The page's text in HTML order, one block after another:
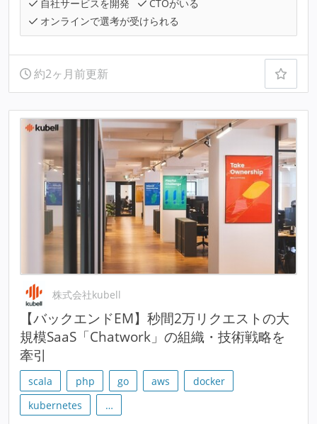
自社サービスを開発
CTOがいる
オンラインで選考が受けられる
約2ヶ月前更新
株式会社kubell
【バックエンドEM】秒間2万リクエストの大
規模SaaS「Chatwork」の組織・技術戦略を
牽引
scala php go aws
docker
kubernetes
…